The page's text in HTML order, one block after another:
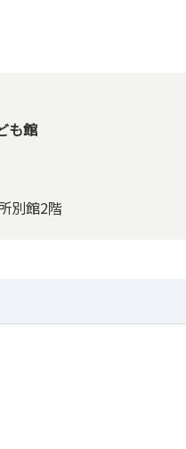
も館
別館2階